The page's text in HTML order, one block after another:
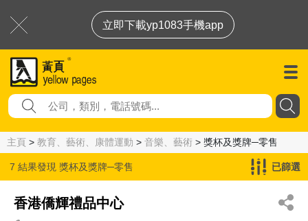
立即下載yp1083手機app
主頁 > 教育、藝術、康體運動 > 音樂、藝術 > 獎杯及獎牌─零售
7 結果發現 獎杯及獎牌─零售 已篩選
香港僑輝禮品中心